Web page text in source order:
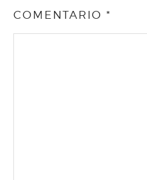
COMENTARIO*